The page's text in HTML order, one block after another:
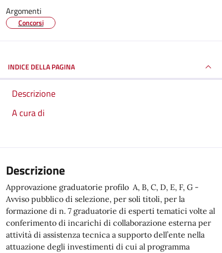
Argomenti
Concorsi
INDICE DELLA PAGINA
Descrizione
A cura di
Descrizione
Approvazione graduatorie profilo A, B, C, D, E, F, G -
Avviso pubblico di selezione, per soli titoli, per la
formazione di n. 7 graduatorie di esperti tematici volte al
conferimento di incarichi di collaborazione esterna per
attività di assistenza tecnica a supporto dell’ente nella
attuazione degli investimenti di cui al programma